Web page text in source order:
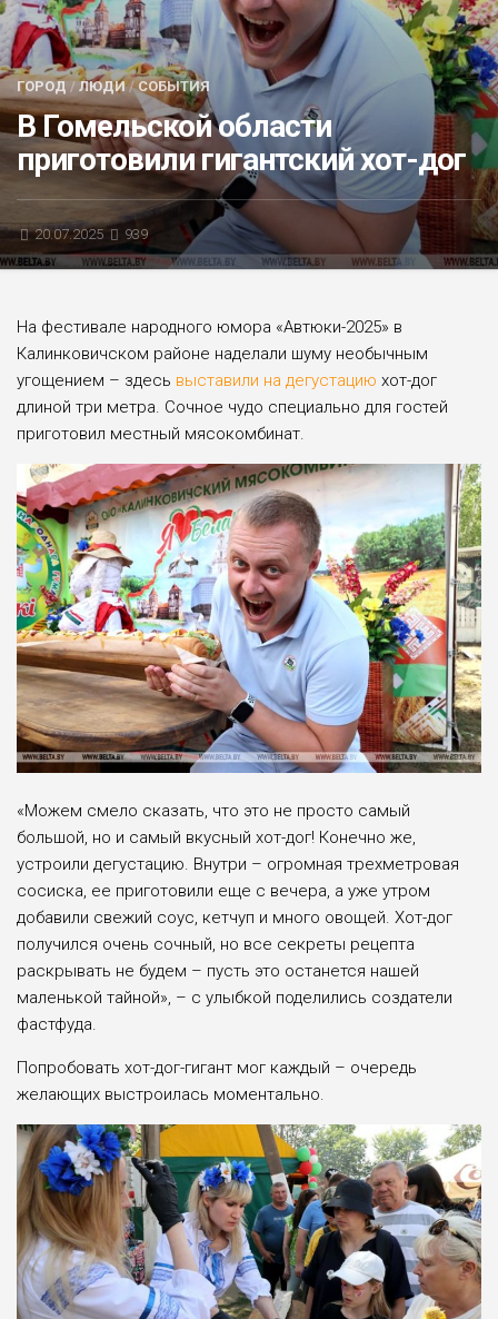
БЛИЦ-ОПРОС
АФИША
ГОРОД/ЛЮДИ/СОБЫТИЯ
В Гомельской области
приготовили гигантский хот-дог
20.07.2025 939
На фестивале народного юмора «Автюки-2025» в
Калинковичском районе наделали шуму необычным
угощением – здесь выставили на дегустацию хот-дог
длиной три метра. Сочное чудо специально для гостей
приготовил местный мясокомбинат.
«Можем смело сказать, что это не просто самый
большой, но и самый вкусный хот-дог! Конечно же,
устроили дегустацию. Внутри – огромная трехметровая
сосиска, ее приготовили еще с вечера, а уже утром
добавили свежий соус, кетчуп и много овощей. Хот-дог
получился очень сочный, но все секреты рецепта
раскрывать не будем – пусть это останется нашей
маленькой тайной», – с улыбкой поделились создатели
фастфуда.
Попробовать хот-дог-гигант мог каждый – очередь
желающих выстроилась моментально.